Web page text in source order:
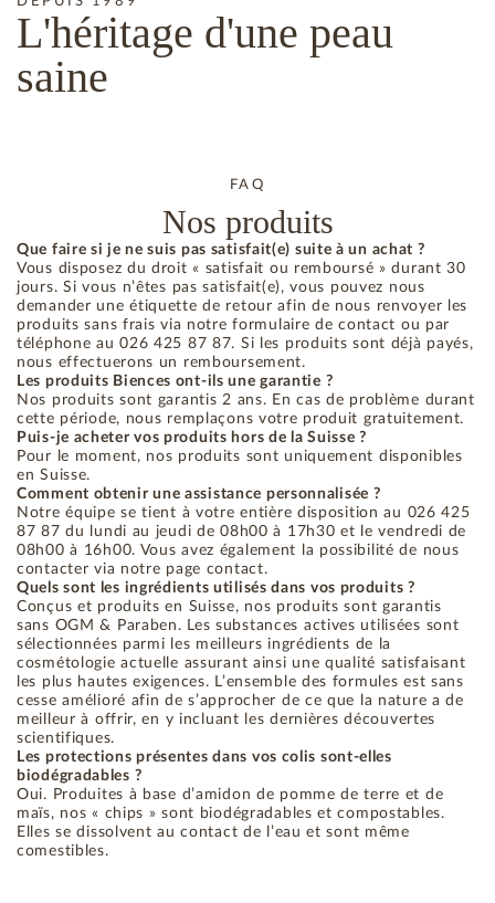
L'héritage d'une peau
saine
FAQ
Nos produits
Que faire si je ne suis pas satisfait(e) suite à un achat ?
Vous disposez du droit « satisfait ou remboursé » durant 30
jours. Si vous n’êtes pas satisfait(e), vous pouvez nous
demander une étiquette de retour afin de nous renvoyer les
produits sans frais via notre formulaire de contact ou par
téléphone au 026 425 87 87. Si les produits sont déjà payés,
nous effectuerons un remboursement.
Les produits Biences ont-ils une garantie ?
Nos produits sont garantis 2 ans. En cas de problème durant
cette période, nous remplaçons votre produit gratuitement.
Puis-je acheter vos produits hors de la Suisse ?
Pour le moment, nos produits sont uniquement disponibles
en Suisse.
Comment obtenir une assistance personnalisée ?
Notre équipe se tient à votre entière disposition au 026 425
87 87 du lundi au jeudi de 08h00 à 17h30 et le vendredi de
08h00 à 16h00. Vous avez également la possibilité de nous
contacter via notre page contact.
Quels sont les ingrédients utilisés dans vos produits ?
Conçus et produits en Suisse, nos produits sont garantis
sans OGM & Paraben. Les substances actives utilisées sont
sélectionnées parmi les meilleurs ingrédients de la
cosmétologie actuelle assurant ainsi une qualité satisfaisant
les plus hautes exigences. L’ensemble des formules est sans
cesse amélioré afin de s’approcher de ce que la nature a de
meilleur à offrir, en y incluant les dernières découvertes
scientifiques.
Les protections présentes dans vos colis sont-elles
biodégradables ?
Oui. Produites à base d’amidon de pomme de terre et de
maïs, nos « chips » sont biodégradables et compostables.
Elles se dissolvent au contact de l’eau et sont même
comestibles.